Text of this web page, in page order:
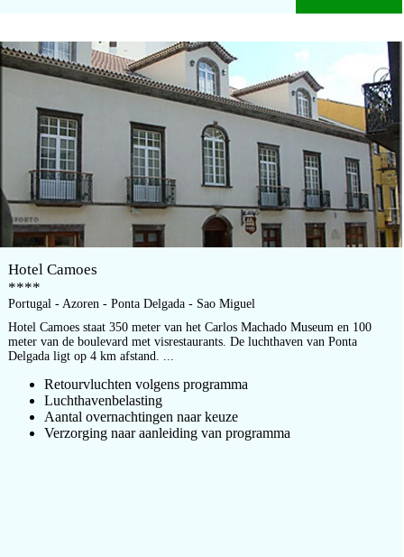
Hotel Camoes
****
Portugal - Azoren - Ponta Delgada - Sao Miguel
Hotel Camoes staat 350 meter van het Carlos Machado Museum en 100
meter van de boulevard met visrestaurants. De luchthaven van Ponta
Delgada ligt op 4 km afstand. ...
Retourvluchten volgens programma
Luchthavenbelasting
Aantal overnachtingen naar keuze
Verzorging naar aanleiding van programma